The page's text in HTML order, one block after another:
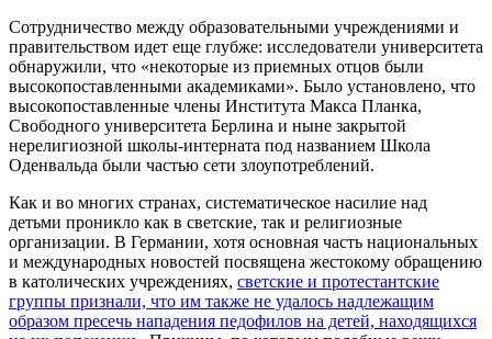
Сотрудничество между образовательными учреждениями и
правительством идет еще глубже: исследователи университета
обнаружили, что «некоторые из приемных отцов были
высокопоставленными академиками». Было установлено, что
высокопоставленные члены Института Макса Планка,
Свободного университета Берлина и ныне закрытой
нерелигиозной школы-интерната под названием Школа
Оденвальда были частью сети злоупотреблений.
Как и во многих странах, систематическое насилие над
детьми проникло как в светские, так и религиозные
организации. В Германии, хотя основная часть национальных
и международных новостей посвящена жестокому обращению
в католических учреждениях, светские и протестантские
группы признали, что им также не удалось надлежащим
образом пресечь нападения педофилов на детей, находящихся